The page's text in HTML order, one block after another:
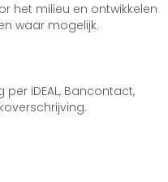
het milieu en ontwikkelen
waar mogelijk.
iDEAL, Bancontact,